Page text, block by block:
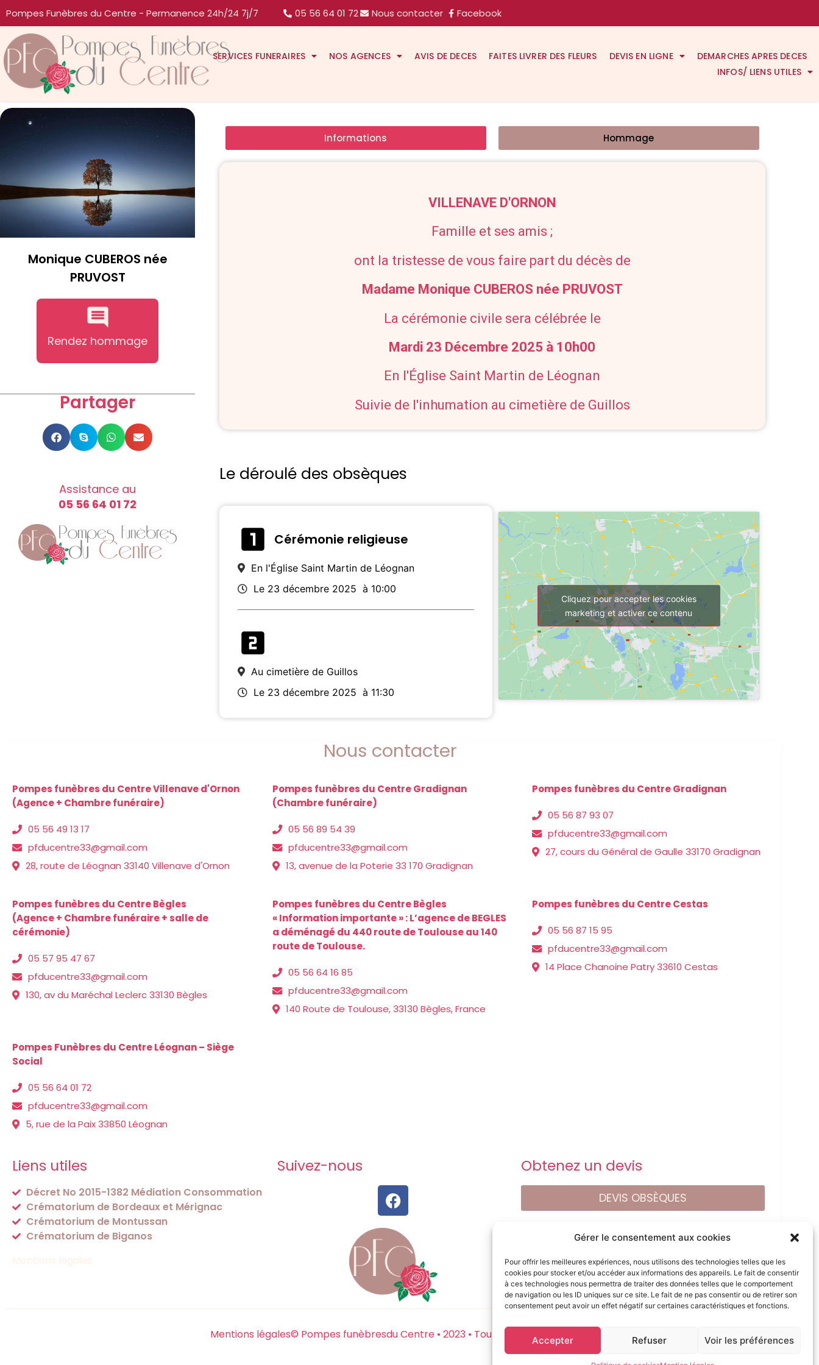
Gérer le consentement aux cookies
Pour offrir les meilleures expériences, nous utilisons des technologies telles que les
cookies pour stocker et/ou accéder aux informations des appareils. Le fait de consentir
à ces technologies nous permettra de traiter des données telles que le comportement
de navigation ou les ID uniques sur ce site. Le fait de ne pas consentir ou de retirer son
consentement peut avoir un effet négatif sur certaines caractéristiques et fonctions.
Accepter Refuser Voir les préférences
Pompes Funèbres du Centre - Permanence 24h/24 7j/7 05 56 64 01 72 Nous contacter Facebook
SERVICES FUNERAIRES NOS AGENCES AVIS DE DECES FAITES LIVRER DES FLEURS DEVIS EN LIGNE
DEMARCHES APRES DECES
INFOS/ LIENS UTILES
Monique CUBEROS née
PRUVOST
Rendez hommage
Partager
Assistance au
05 56 64 01 72
Informations Hommage
VILLENAVE D'ORNON
Famille et ses amis ;
ont la tristesse de vous faire part du décès de
Madame Monique CUBEROS née PRUVOST
La cérémonie civile sera célébrée le
Mardi 23 Décembre 2025 à 10h00
En l'Église Saint Martin de Léognan
Suivie de l'inhumation au cimetière de Guillos
Le déroulé des obsèques
Cérémonie religieuse
En l'Église Saint Martin de Léognan
Le 23 décembre 2025 à 10:00
Au cimetière de Guillos
Le 23 décembre 2025 à 11:30
Cliquez pour accepter les cookies
marketing et activer ce contenu
Nous contacter
Pompes funèbres du Centre Villenave d'Ornon
(Agence + Chambre funéraire)
05 56 49 13 17
pfducentre33@gmail.com
28, route de Léognan 33140 Villenave d'Ornon
Pompes funèbres du Centre Gradignan
(Chambre funéraire)
05 56 89 54 39
pfducentre33@gmail.com
13, avenue de la Poterie 33 170 Gradignan
Pompes funèbres du Centre Gradignan
05 56 87 93 07
pfducentre33@gmail.com
27, cours du Général de Gaulle 33170 Gradignan
Pompes funèbres du Centre Bègles
(Agence + Chambre funéraire + salle de
cérémonie)
05 57 95 47 67
pfducentre33@gmail.com
130, av du Maréchal Leclerc 33130 Bègles
Pompes funèbres du Centre Bègles
« Information importante » : L’agence de BEGLES
a déménagé du 440 route de Toulouse au 140
route de Toulouse.
05 56 64 16 85
pfducentre33@gmail.com
140 Route de Toulouse, 33130 Bègles, France
Pompes funèbres du Centre Cestas
05 56 87 15 95
pfducentre33@gmail.com
14 Place Chanoine Patry 33610 Cestas
Pompes Funèbres du Centre Léognan – Siège
Social
05 56 64 01 72
pfducentre33@gmail.com
5, rue de la Paix 33850 Léognan
Liens utiles
Décret No 2015-1382 Médiation Consommation
Crématorium de Bordeaux et Mérignac
Crématorium de Montussan
Crématorium de Biganos
Suivez-nous Obtenez un devis
DEVIS OBSÈQUES
DEVIS PRÉVOYANCE
DEVIS MARBRERIE
Mentions légales© Pompes funèbresdu Centre • 2023 • Tout droits reservés